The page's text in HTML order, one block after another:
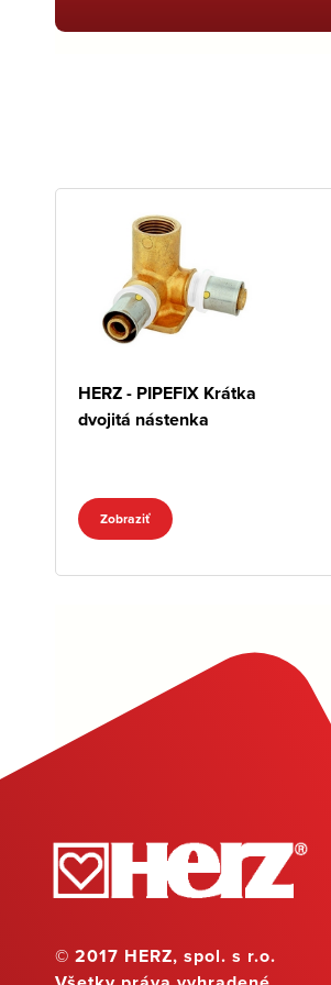
HERZ - PIPEFIX Krátka
dvojitá nástenka
Zobraziť
© 2017 HERZ, spol. s r.o.